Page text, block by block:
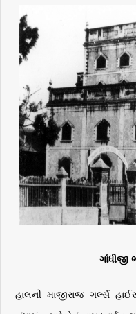
ગાંધીજી
હાલની માજીરાજ ગર્લ્સ